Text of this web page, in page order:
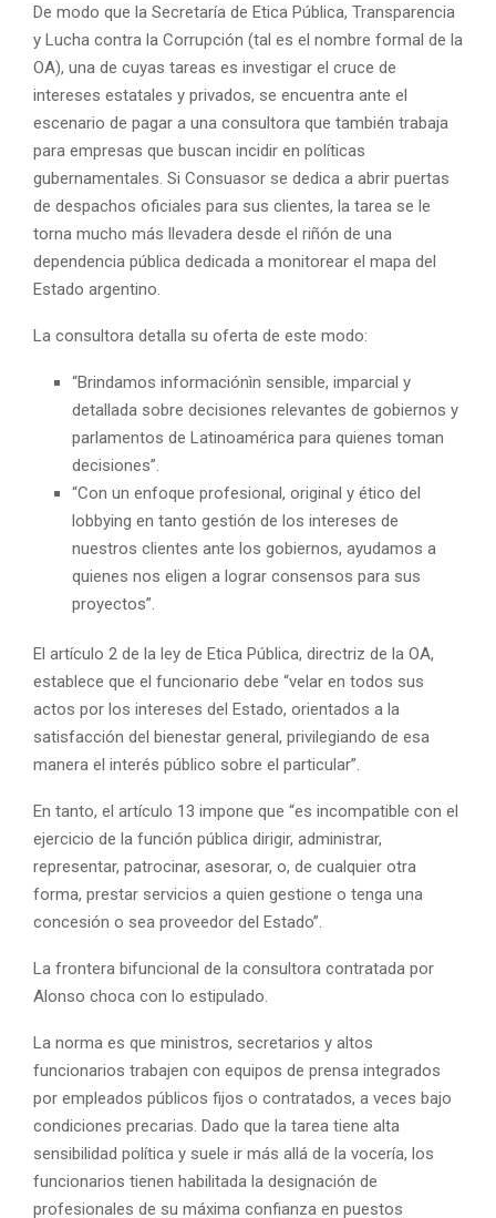
De modo que la Secretaría de Etica Pública, Transparencia
y Lucha contra la Corrupción (tal es el nombre formal de la
OA), una de cuyas tareas es investigar el cruce de
intereses estatales y privados, se encuentra ante el
escenario de pagar a una consultora que también trabaja
para empresas que buscan incidir en políticas
gubernamentales. Si Consuasor se dedica a abrir puertas
de despachos oficiales para sus clientes, la tarea se le
torna mucho más llevadera desde el riñón de una
dependencia pública dedicada a monitorear el mapa del
Estado argentino.
La consultora detalla su oferta de este modo:
“Brindamos informaciónìn sensible, imparcial y
detallada sobre decisiones relevantes de gobiernos y
parlamentos de Latinoamérica para quienes toman
decisiones”.
“Con un enfoque profesional, original y ético del
lobbying en tanto gestión de los intereses de
nuestros clientes ante los gobiernos, ayudamos a
quienes nos eligen a lograr consensos para sus
proyectos”.
El artículo 2 de la ley de Etica Pública, directriz de la OA,
establece que el funcionario debe “velar en todos sus
actos por los intereses del Estado, orientados a la
satisfacción del bienestar general, privilegiando de esa
manera el interés público sobre el particular”.
En tanto, el artículo 13 impone que “es incompatible con el
ejercicio de la función pública dirigir, administrar,
representar, patrocinar, asesorar, o, de cualquier otra
forma, prestar servicios a quien gestione o tenga una
concesión o sea proveedor del Estado”.
La frontera bifuncional de la consultora contratada por
Alonso choca con lo estipulado.
La norma es que ministros, secretarios y altos
funcionarios trabajen con equipos de prensa integrados
por empleados públicos fijos o contratados, a veces bajo
condiciones precarias. Dado que la tarea tiene alta
sensibilidad política y suele ir más allá de la vocería, los
funcionarios tienen habilitada la designación de
profesionales de su máxima confianza en puestos